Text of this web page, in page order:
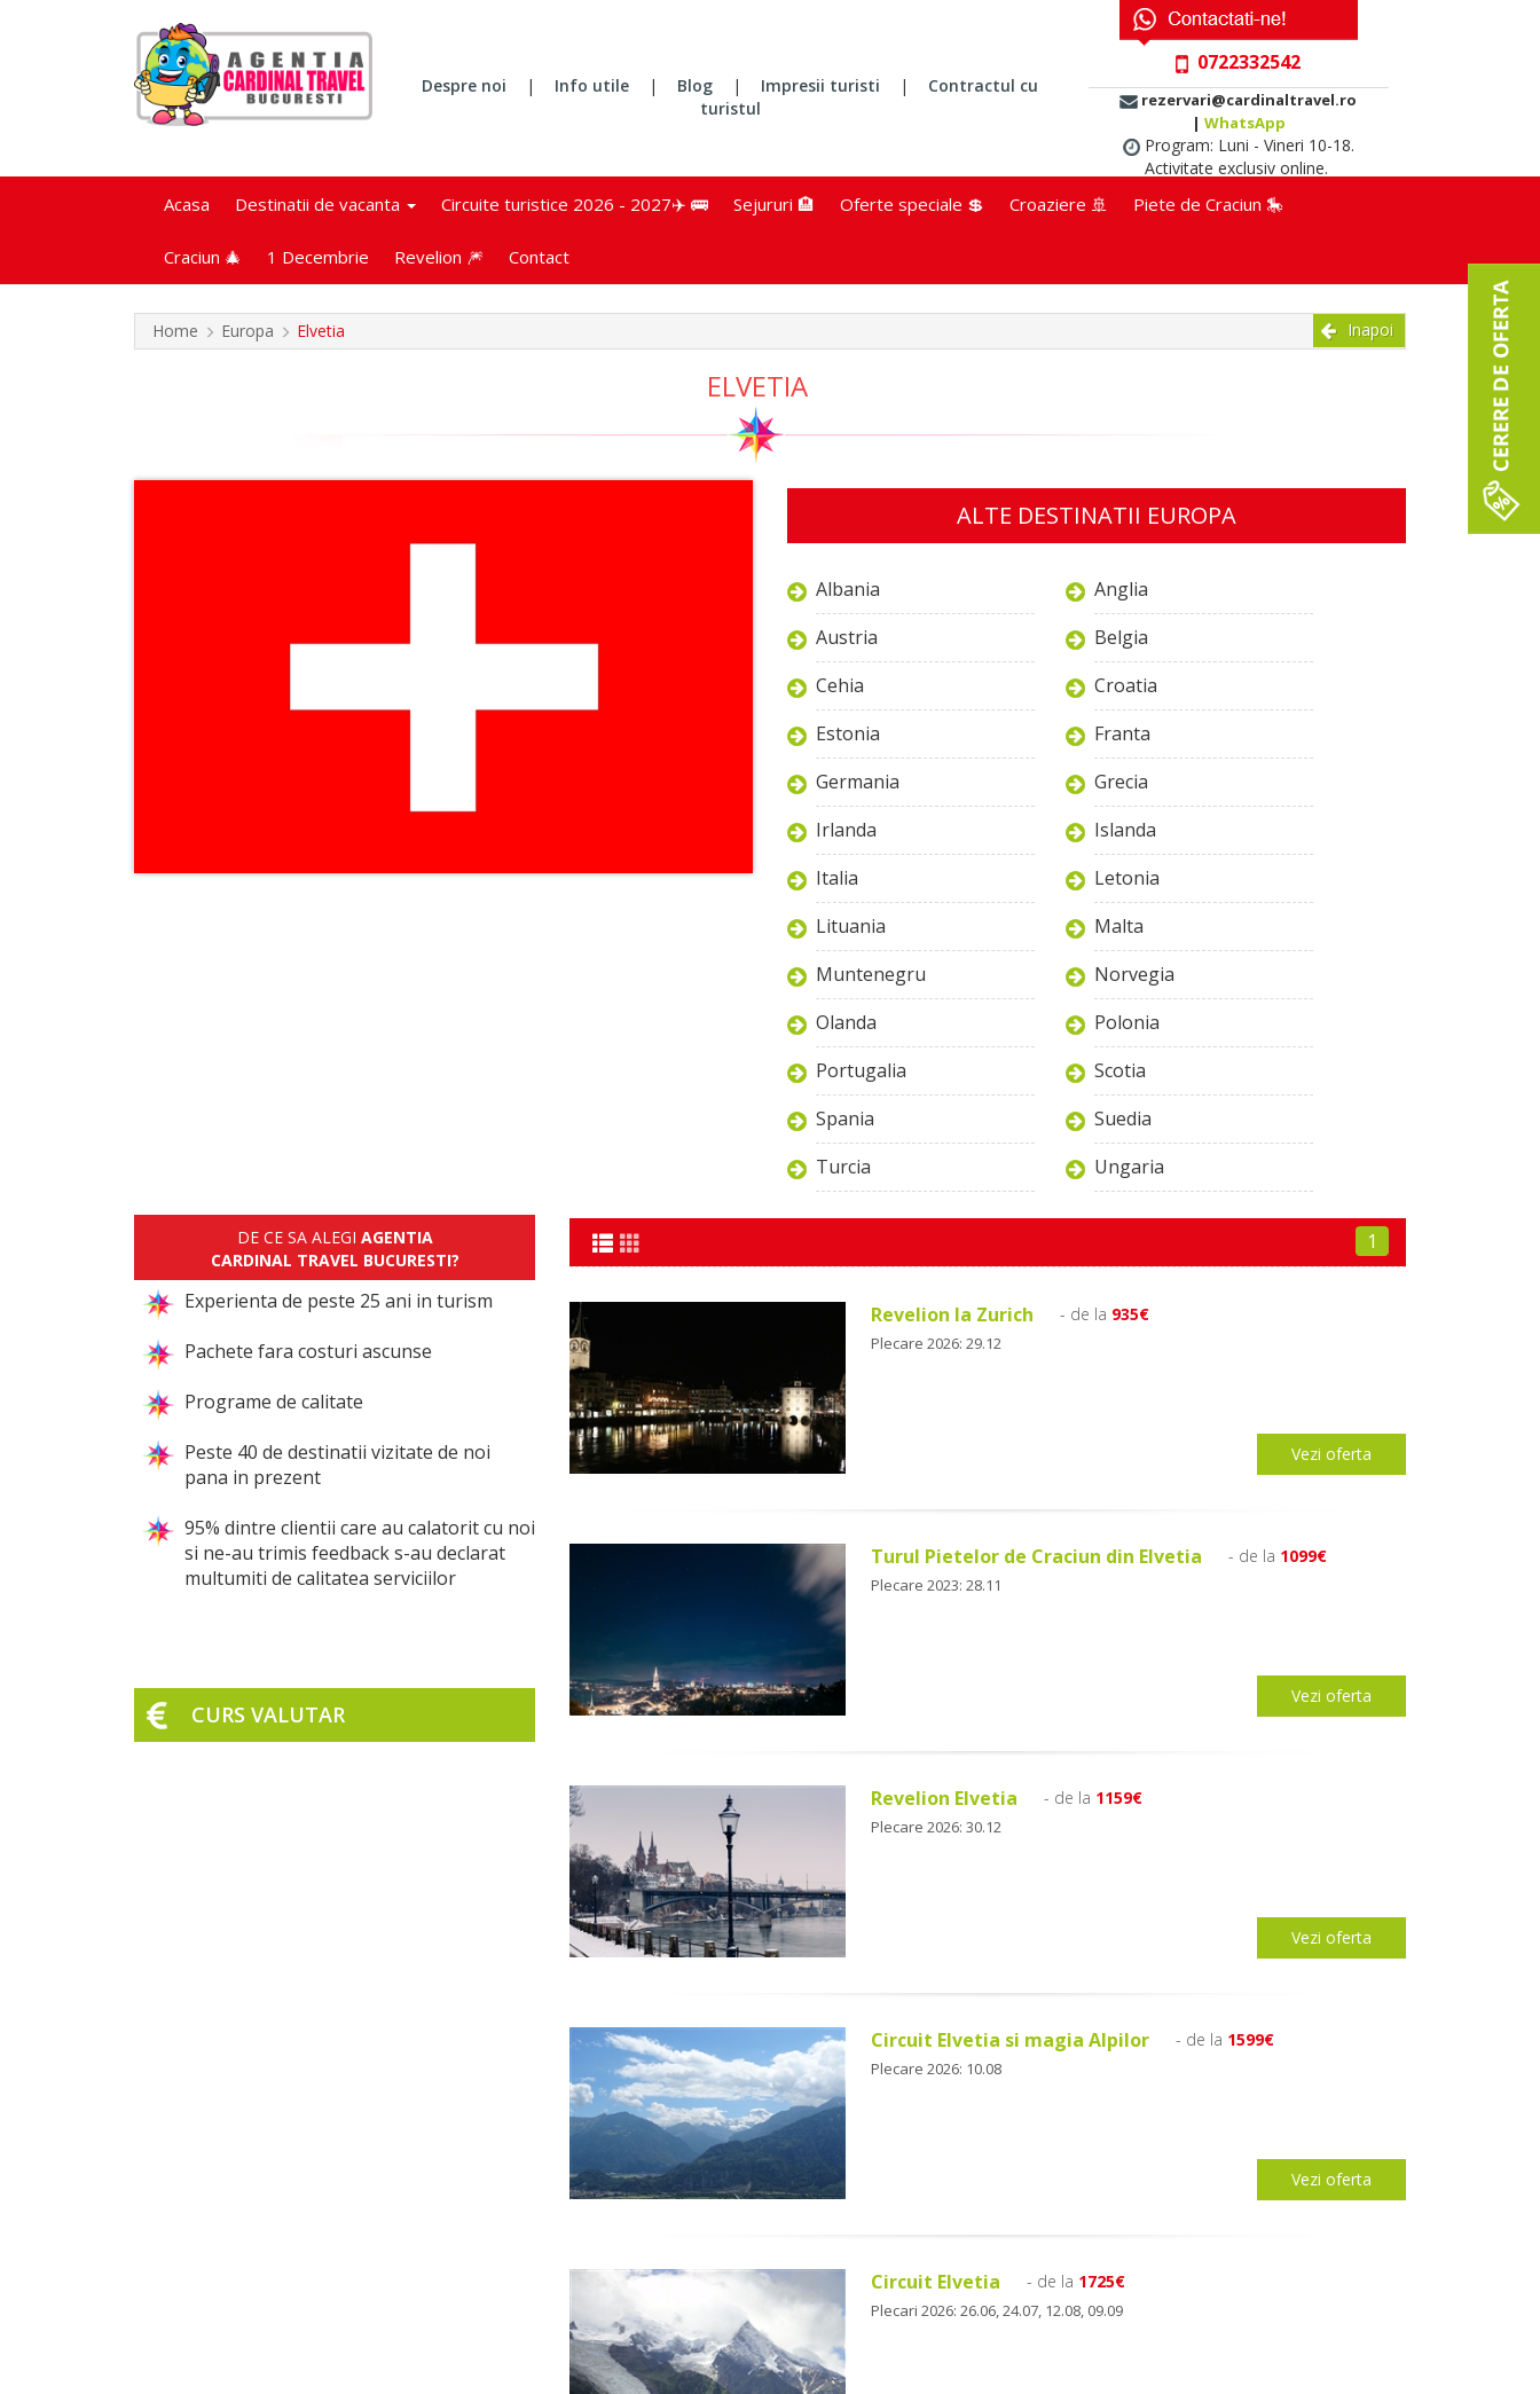
Despre noi | Info utile | Blog | Impresii turisti |
Contractul cu
turistul
0722332542
rezervari@cardinaltravel.ro
| WhatsApp
Program: Luni - Vineri 10-18.
Activitate exclusiv online.
Acasa Destinatii de vacanta Circuite turistice 2026 - 2027✈️ 🚌 Sejururi 🏨 Oferte speciale 💲 Croaziere 🚢 Piete de Craciun 🎠
Craciun 🎄 1 Decembrie Revelion 🎆 Contact
Home Europa Elvetia Inapoi
ELVETIA
ALTE DESTINATII EUROPA
Albania
Anglia
Austria
Belgia
Cehia
Croatia
Estonia
Franta
Germania
Grecia
Irlanda
Islanda
Italia
Letonia
Lituania
Malta
Muntenegru
Norvegia
Olanda
Polonia
Portugalia
Scotia
Spania
Suedia
Turcia
Ungaria
1
Revelion la Zurich - de la 935€
Plecare 2026: 29.12
Vezi oferta
Turul Pietelor de Craciun din Elvetia - de la 1099€
Plecare 2023: 28.11
Vezi oferta
Revelion Elvetia - de la 1159€
Plecare 2026: 30.12
Vezi oferta
Circuit Elvetia si magia Alpilor - de la 1599€
Plecare 2026: 10.08
Vezi oferta
Circuit Elvetia - de la 1725€
Plecari 2026: 26.06, 24.07, 12.08, 09.09
DE CE SA ALEGI AGENTIA
CARDINAL TRAVEL BUCURESTI?
Experienta de peste 25 ani in turism
Pachete fara costuri ascunse
Programe de calitate
Peste 40 de destinatii vizitate de noi
pana in prezent
95% dintre clientii care au calatorit cu noi
si ne-au trimis feedback s-au declarat
multumiti de calitatea serviciilor
CURS VALUTAR